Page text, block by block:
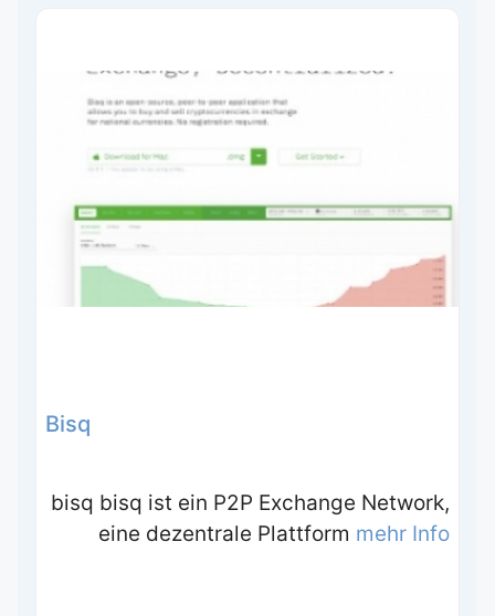
Bisq
bisq bisq ist ein P2P Exchange Network,
eine dezentrale Plattform mehr Info